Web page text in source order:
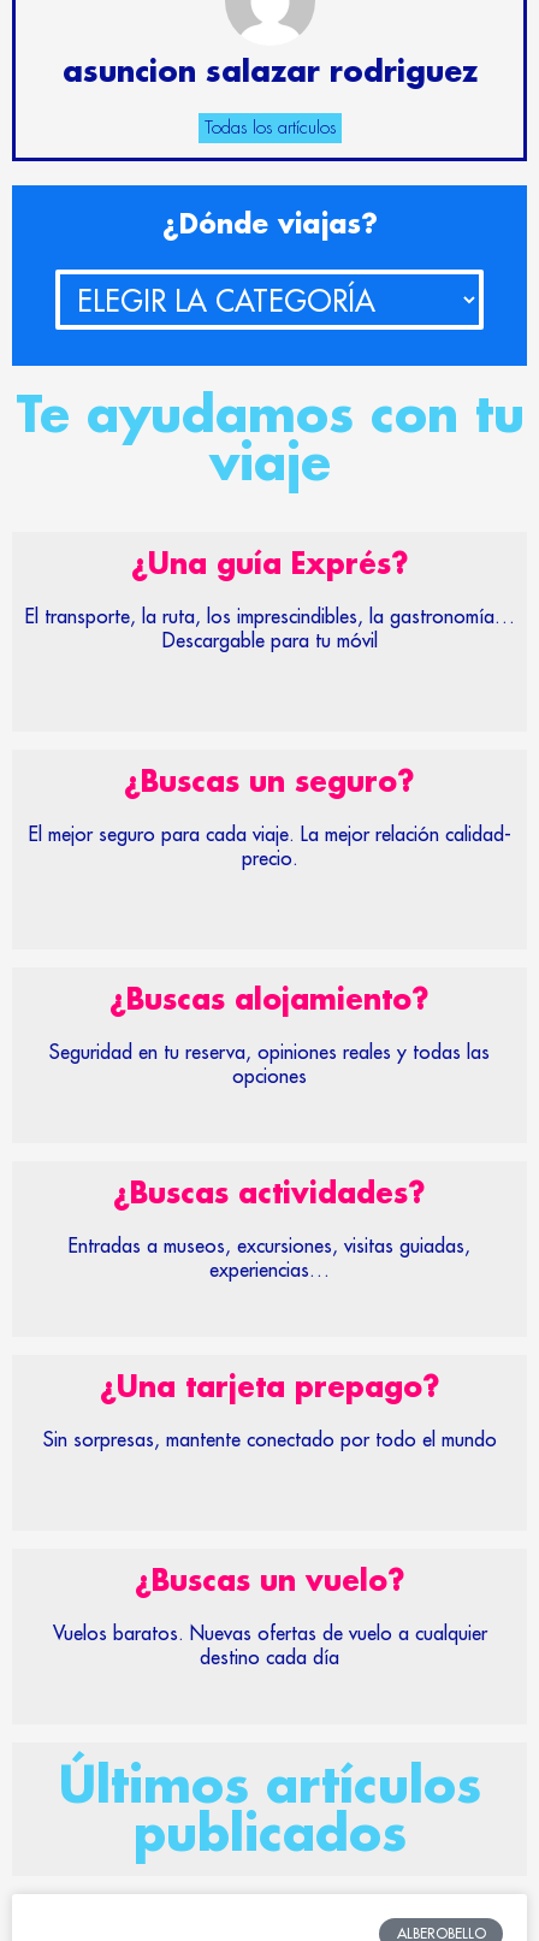
asuncion salazar rodriguez
Todas los artículos
¿Dónde viajas?
Te ayudamos con tu
viaje
¿Una guía Exprés?
El transporte, la ruta, los imprescindibles, la gastronomía…
Descargable para tu móvil
¿Buscas un seguro?
El mejor seguro para cada viaje. La mejor relación calidad-
precio.
¿Buscas alojamiento?
Seguridad en tu reserva, opiniones reales y todas las
opciones
¿Buscas actividades?
Entradas a museos, excursiones, visitas guiadas,
experiencias…
¿Una tarjeta prepago?
Sin sorpresas, mantente conectado por todo el mundo
¿Buscas un vuelo?
Vuelos baratos. Nuevas ofertas de vuelo a cualquier
destino cada día
Últimos artículos
publicados
ALBEROBELLO